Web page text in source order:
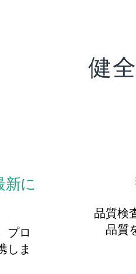
健
新に
プロ
しま
品質検
品質